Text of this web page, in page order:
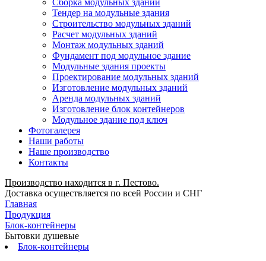
Сборка модульных зданий
Тендер на модульные здания
Строительство модульных зданий
Расчет модульных зданий
Монтаж модульных зданий
Фундамент под модульное здание
Модульные здания проекты
Проектирование модульных зданий
Изготовление модульных зданий
Аренда модульных зданий
Изготовление блок контейнеров
Модульное здание под ключ
Фотогалерея
Наши работы
Наше производство
Контакты
Производство находится в г. Пестово.
Доставка осуществляется по всей России и СНГ
Главная
Продукция
Блок-контейнеры
Бытовки душевые
Блок-контейнеры